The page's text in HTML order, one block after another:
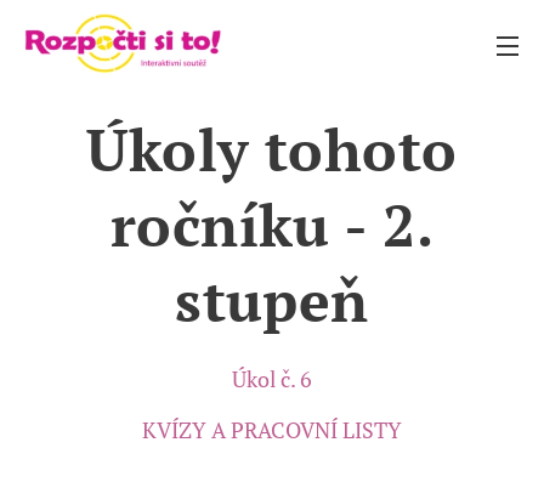
Úkoly tohoto
ročníku - 2.
stupeň
Úkol č. 6
KVÍZY A PRACOVNÍ LISTY